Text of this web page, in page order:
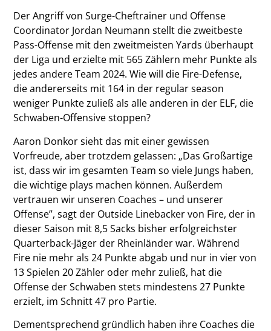
Der Angriff von Surge-Cheftrainer und Offense
Coordinator Jordan Neumann stellt die zweitbeste
Pass-Offense mit den zweitmeisten Yards überhaupt
der Liga und erzielte mit 565 Zählern mehr Punkte als
jedes andere Team 2024. Wie will die Fire-Defense,
die andererseits mit 164 in der regular season
weniger Punkte zuließ als alle anderen in der ELF, die
Schwaben-Offensive stoppen?
Aaron Donkor sieht das mit einer gewissen
Vorfreude, aber trotzdem gelassen: „Das Großartige
ist, dass wir im gesamten Team so viele Jungs haben,
die wichtige plays machen können. Außerdem
vertrauen wir unseren Coaches – und unserer
Offense”, sagt der Outside Linebacker von Fire, der in
dieser Saison mit 8,5 Sacks bisher erfolgreichster
Quarterback-Jäger der Rheinländer war. Während
Fire nie mehr als 24 Punkte abgab und nur in vier von
13 Spielen 20 Zähler oder mehr zuließ, hat die
Offense der Schwaben stets mindestens 27 Punkte
erzielt, im Schnitt 47 pro Partie.
Dementsprechend gründlich haben ihre Coaches die